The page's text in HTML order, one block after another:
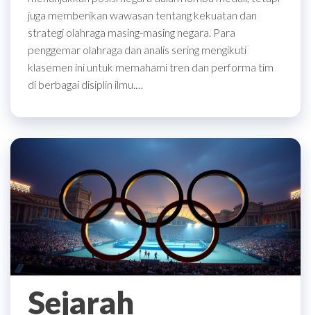
juga memberikan wawasan tentang kekuatan dan
strategi olahraga masing-masing negara. Para
penggemar olahraga dan analis sering mengikuti
klasemen ini untuk memahami tren dan performa tim
di berbagai disiplin ilmu.…
Sejarah